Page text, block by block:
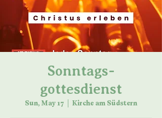
Sonntags-
gottesdienst
Sun, May 17 Kirche am Südstern